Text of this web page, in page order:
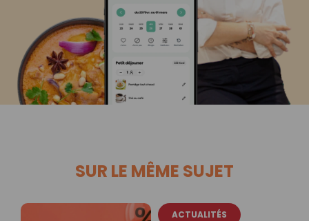
SUR LE MÊME SUJET
ACTUALITÉS